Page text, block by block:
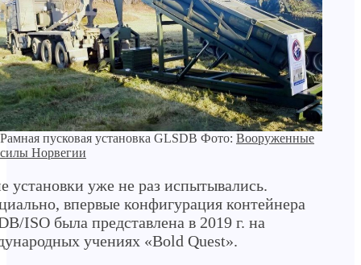
Рамная пусковая установка GLSDB Фото: Вооруженные
силы Норвегии
установки уже не раз испытывались.
впервые конфигурация контейнера
ISO была представлена в 2019 г. на
учениях «Bold Quest».